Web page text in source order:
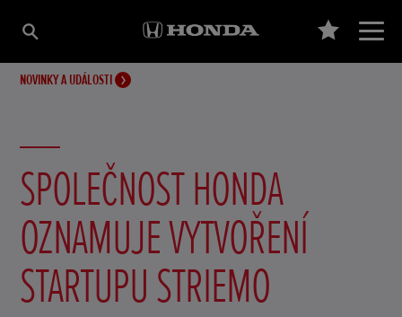
NOVINKY A UDÁLOSTI
SPOLEČNOST HONDA
OZNAMUJE VYTVOŘENÍ
STARTUPU STRIEMO